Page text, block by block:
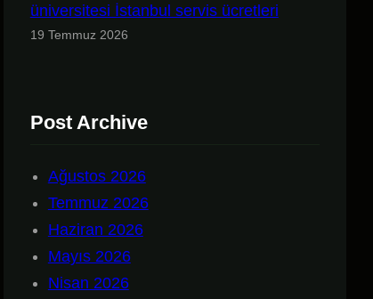
üniversitesi İstanbul servis ücretleri
19 Temmuz 2026
Post Archive
Ağustos 2026
Temmuz 2026
Haziran 2026
Mayıs 2026
Nisan 2026